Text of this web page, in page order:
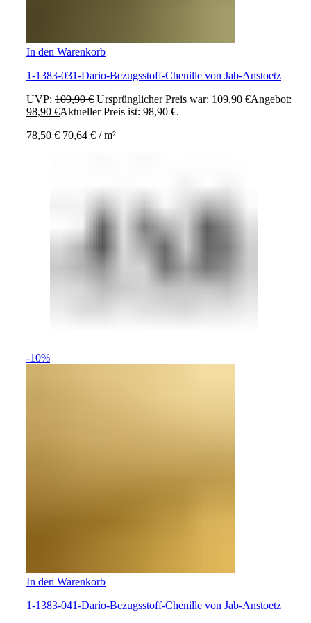
In den Warenkorb
1-1383-031-Dario-Bezugsstoff-Chenille von Jab-Anstoetz
UVP: 109,90€ Ursprünglicher Preis war: 109,90 €Angebot:
98,90 €Aktueller Preis ist: 98,90 €.
78,50€ 70,64 € /m²
-10%
In den Warenkorb
1-1383-041-Dario-Bezugsstoff-Chenille von Jab-Anstoetz